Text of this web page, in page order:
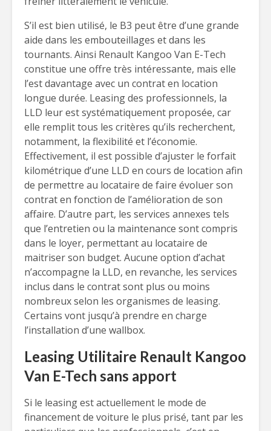
S’il est bien utilisé, le B3 peut être d’une grande
aide dans les embouteillages et dans les
tournants. Ainsi Renault Kangoo Van E-Tech
constitue une offre très intéressante, mais elle
l’est davantage avec un contrat en location
longue durée. Leasing des professionnels, la
LLD leur est systématiquement proposée, car
elle remplit tous les critères qu’ils recherchent,
notamment, la flexibilité et l’économie.
Effectivement, il est possible d’ajuster le forfait
kilométrique d’une LLD en cours de location afin
de permettre au locataire de faire évoluer son
contrat en fonction de l’amélioration de son
affaire. D’autre part, les services annexes tels
que l’entretien ou la maintenance sont compris
dans le loyer, permettant au locataire de
maitriser son budget. Aucune option d’achat
n’accompagne la LLD, en revanche, les services
inclus dans le contrat sont plus ou moins
nombreux selon les organismes de leasing.
Certains vont jusqu’à prendre en charge
l’installation d’une wallbox.
Leasing Utilitaire Renault Kangoo
Van E-Tech sans apport
Si le leasing est actuellement le mode de
financement de voiture le plus prisé, tant par les